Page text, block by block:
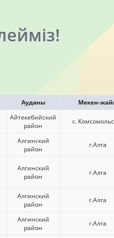
Ауданы
Мекен-
Айтекебийский
район
с.
Алгинский
район
г.Алга
Алгинский
район
г.Алга
Алгинский
район
г.Алга
Алгинский
район
г.Алга